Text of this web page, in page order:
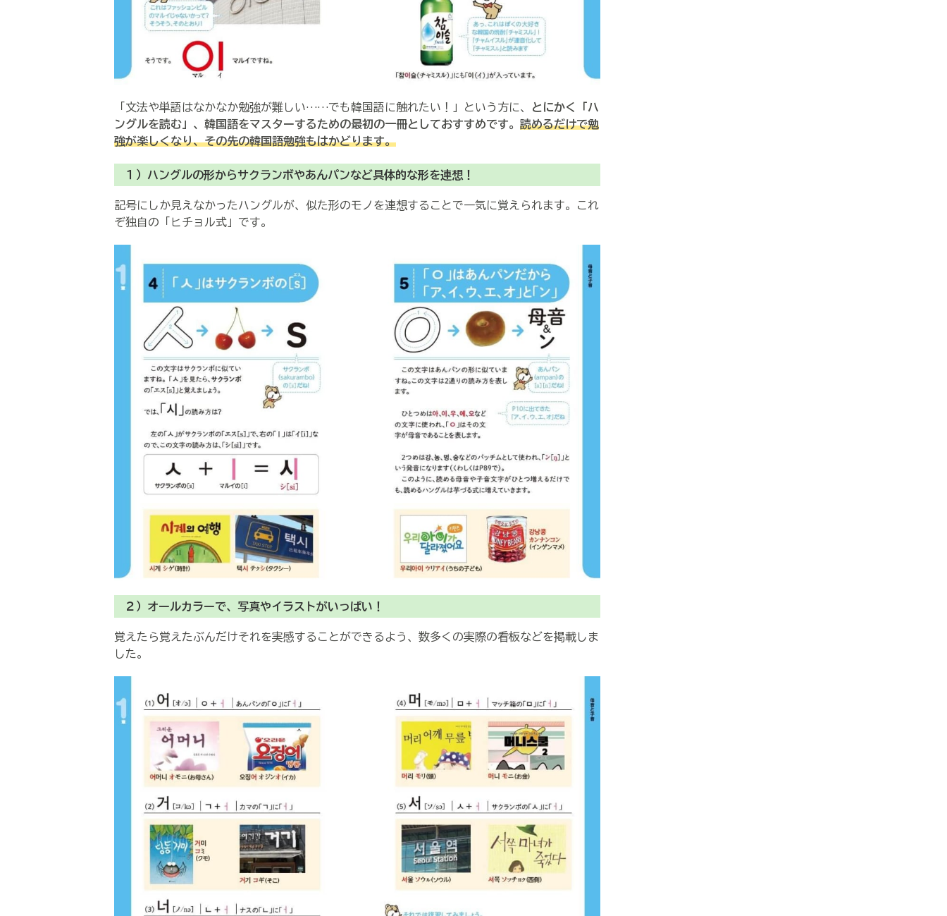
「文法や単語はなかなか勉強が難しい……でも韓国語に触れたい！」という方に、
とにかく「ハ
ングルを読む」、韓国語をマスターするための最初の一冊としておすすめです。 読めるだけで勉
強が楽しくなり、その先の韓国語勉強もはかどります。
１）ハングルの形からサクランボやあんパンなど具体的な形を連想！
記号にしか見えなかったハングルが、似た形のモノを連想することで一気に覚えられます。これ
ぞ独自の「ヒチョル式」です。
２）オールカラーで、写真やイラストがいっぱい！
覚えたら覚えたぶんだけそれを実感することができるよう、数多くの実際の看板などを掲載しま
した。